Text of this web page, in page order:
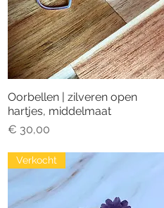
Snel overzicht
Oorbellen | zilveren open
hartjes, middelmaat
Prijs
€ 30,00
Verkocht